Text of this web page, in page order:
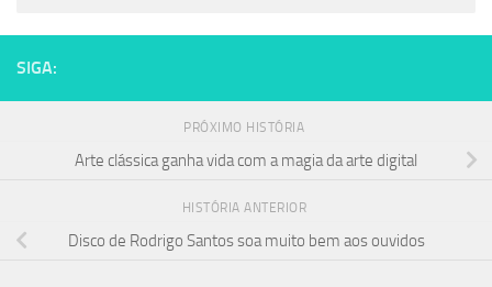
SIGA:
PRÓXIMO HISTÓRIA
Arte clássica ganha vida com a magia da arte digital
HISTÓRIA ANTERIOR
Disco de Rodrigo Santos soa muito bem aos ouvidos